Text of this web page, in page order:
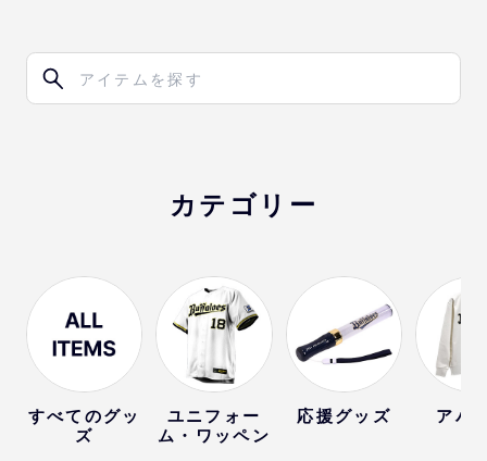
カテゴリー
すべてのグッ
ズ
ユニフォー
ム・ワッペン
応援グッズ アパ